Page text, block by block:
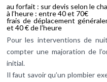
au forfait : sur devis selon le
à l’heure : entre 40 et 70€
frais de déplacement
et 40 € de l’heure
Pour les interventions de
compter une majoration de
initial.
Il faut savoir qu’un plombier